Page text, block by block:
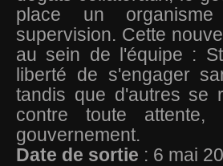
place un
supervision. Cette
au sein de l'équipe :
liberté de s'engager
tandis que d'autres se
contre toute
gouvernement.
Date de sortie : 6 mai